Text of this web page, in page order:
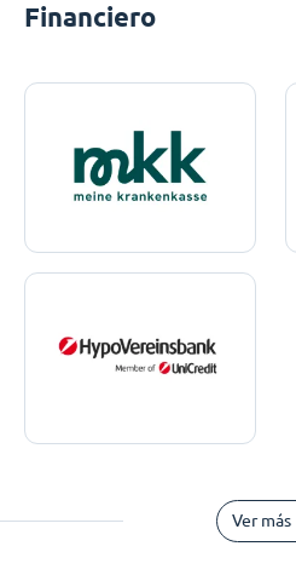
Financiero
Ver más